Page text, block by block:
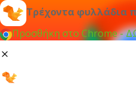
Τρέχοντα φυλλάδια
Προσθήκη στο Chrome -